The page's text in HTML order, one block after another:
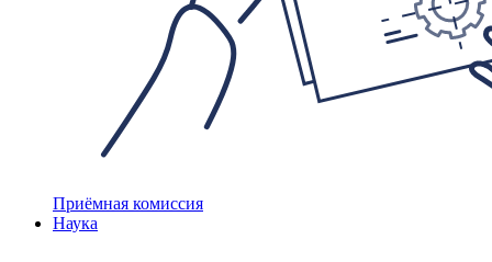
Приёмная комиссия
Наука